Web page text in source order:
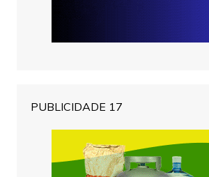
PUBLICIDADE 17